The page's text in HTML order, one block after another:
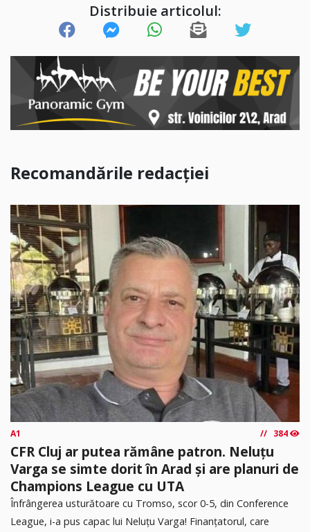
Distribuie articolul:
Recomandările redacției
A1 384
CFR Cluj ar putea rămâne patron. Neluțu
Varga se simte dorit în Arad și are planuri de
Champions League cu UTA
Înfrângerea usturătoare cu Tromso, scor 0-5, din Conference
League, i-a pus capac lui Neluțu Varga! Finanțatorul, care